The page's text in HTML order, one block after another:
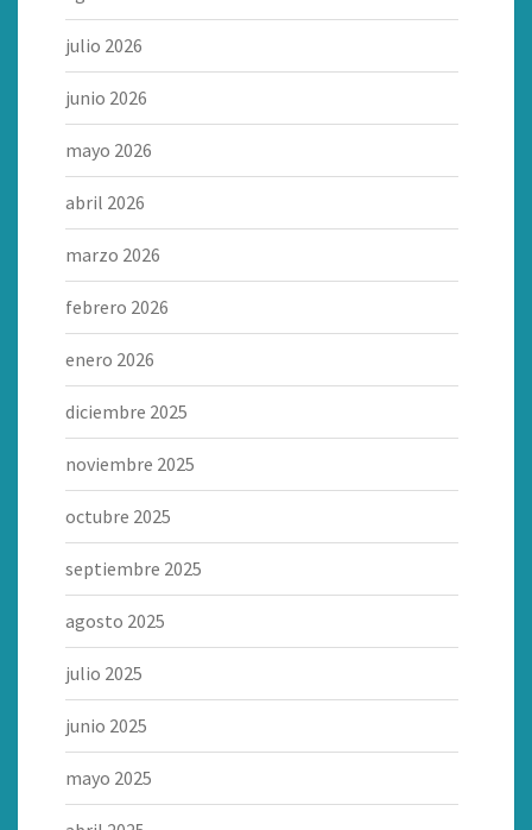
julio 2026
junio 2026
mayo 2026
abril 2026
marzo 2026
febrero 2026
enero 2026
diciembre 2025
noviembre 2025
octubre 2025
septiembre 2025
agosto 2025
julio 2025
junio 2025
mayo 2025